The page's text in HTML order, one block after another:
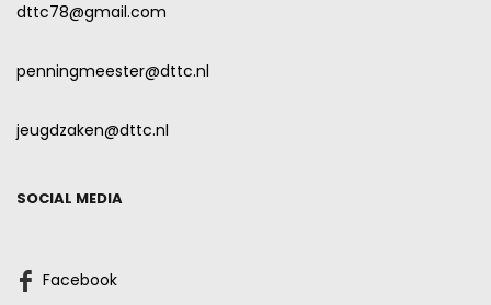
dttc78@gmail.com
penningmeester@dttc.nl
jeugdzaken@dttc.nl
SOCIAL MEDIA
Facebook